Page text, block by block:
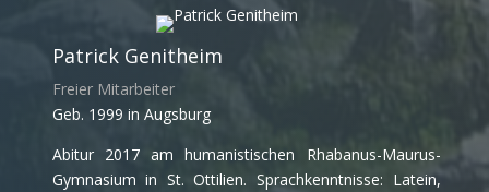
Patrick Genitheim
Freier Mitarbeiter
Geb. 1999 in Augsburg
Abitur 2017 am humanistischen Rhabanus-Maurus-
Gymnasium in St. Ottilien. Sprachkenntnisse: Latein,